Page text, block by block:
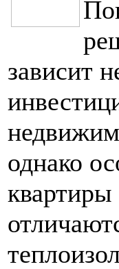
зависит
однако